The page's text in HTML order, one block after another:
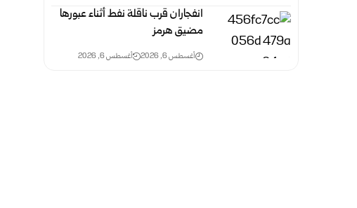
انفجاران قرب ناقلة نفط أثناء عبورها
مضيق هرمز
أغسطس 6, 2026 أغسطس 6, 2026